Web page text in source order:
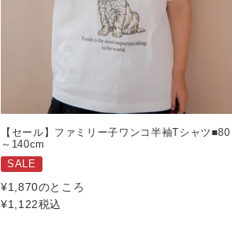
【セール】ファミリー子ワンコ半袖Tシャツ■80
～140cm
SALE
¥1,870のところ
¥1,122税込